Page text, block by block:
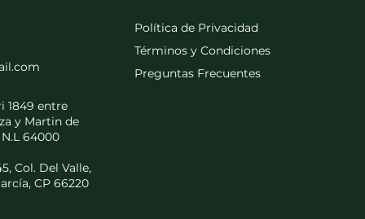
1849 entre
y Martin de
64000
Col. Del Valle,
CP 66220
Política de Privacidad
Términos y Condiciones
Preguntas Frecuentes